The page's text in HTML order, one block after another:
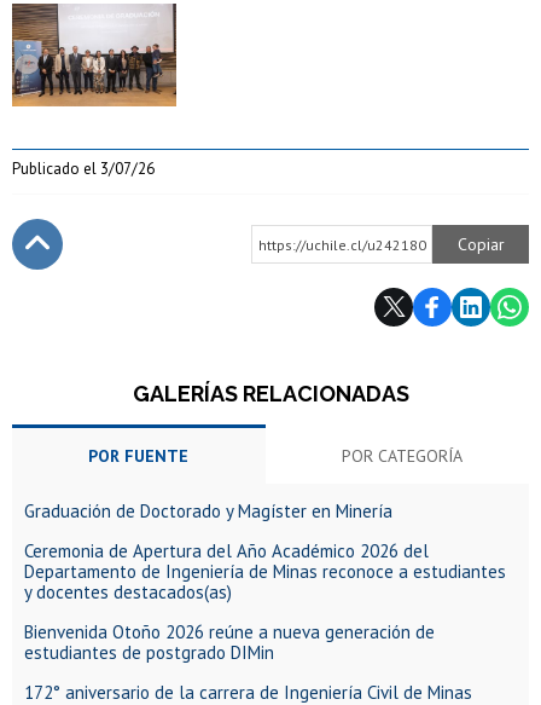
Zoom
Publicado el 3/07/26
https://uchile.cl/u242180 Copiar
GALERÍAS RELACIONADAS
POR FUENTE POR CATEGORÍA
Graduación de Doctorado y Magíster en Minería
Ceremonia de Apertura del Año Académico 2026 del
Departamento de Ingeniería de Minas reconoce a estudiantes
y docentes destacados(as)
Bienvenida Otoño 2026 reúne a nueva generación de
estudiantes de postgrado DIMin
172° aniversario de la carrera de Ingeniería Civil de Minas